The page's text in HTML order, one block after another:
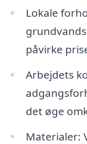
Lokale
påvirke
Arbejdets
det øge
Materialer: